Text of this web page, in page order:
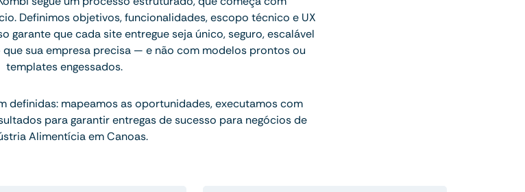
Definimos objetivos, funcionalidades, escopo técnico e UX
garante que cada site entregue seja único, seguro, escalável
sua empresa precisa — e não com modelos prontos ou
templates engessados.
definidas: mapeamos as oportunidades, executamos com
para garantir entregas de sucesso para negócios de
Alimentícia em Canoas.